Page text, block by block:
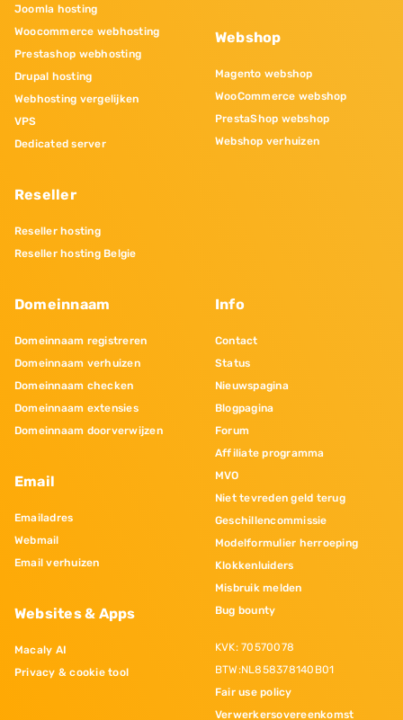
Joomla hosting
Woocommerce webhosting
Prestashop webhosting
Drupal hosting
Webhosting vergelijken
VPS
Dedicated server
Reseller
Reseller hosting
Reseller hosting Belgie
Webshop
Magento webshop
WooCommerce webshop
PrestaShop webshop
Webshop verhuizen
Domeinnaam
Domeinnaam registreren
Domeinnaam verhuizen
Domeinnaam checken
Domeinnaam extensies
Domeinnaam doorverwijzen
Email
Emailadres
Webmail
Email verhuizen
Websites & Apps
Macaly AI
Privacy & cookie tool
Info
Contact
Status
Nieuwspagina
Blogpagina
Forum
Affiliate programma
MVO
Niet tevreden geld terug
Geschillencommissie
Modelformulier herroeping
Klokkenluiders
Misbruik melden
Bug bounty
KVK: 70570078
BTW:NL858378140B01
Fair use policy
Verwerkersovereenkomst